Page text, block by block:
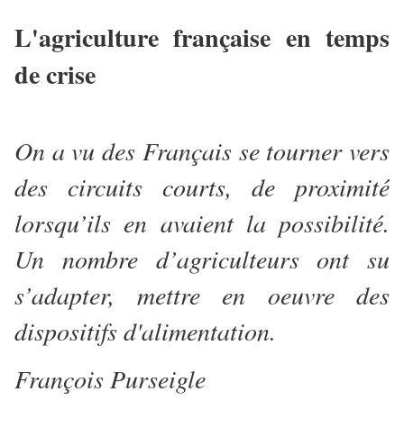
L'agriculture française en temps
de crise
On a vu des Français se tourner vers
des circuits courts, de proximité
lorsqu’ils en avaient la possibilité.
Un nombre d’agriculteurs ont su
s’adapter, mettre en oeuvre des
dispositifs d'alimentation.
François Purseigle